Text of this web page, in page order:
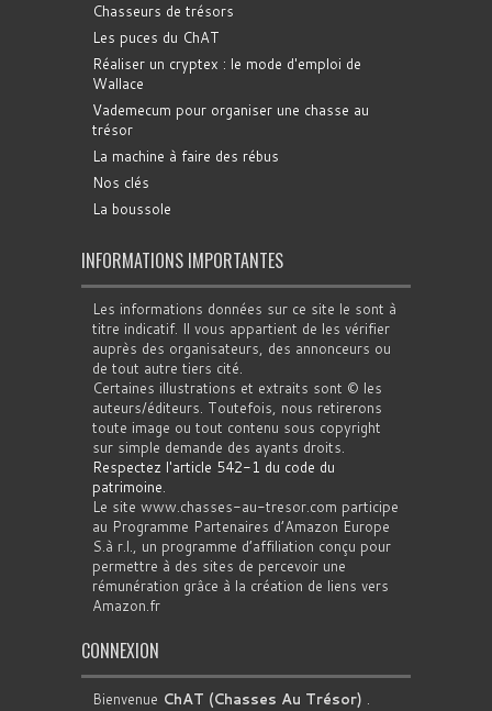
Chasseurs de trésors
Les puces du ChAT
Réaliser un cryptex : le mode d'emploi de
Wallace
Vademecum pour organiser une chasse au
trésor
La machine à faire des rébus
Nos clés
La boussole
INFORMATIONS IMPORTANTES
Les informations données sur ce site le sont à
titre indicatif. Il vous appartient de les vérifier
auprès des organisateurs, des annonceurs ou
de tout autre tiers cité.
Certaines illustrations et extraits sont © les
auteurs/éditeurs. Toutefois, nous retirerons
toute image ou tout contenu sous copyright
sur simple demande des ayants droits.
Respectez l'article 542-1 du code du
patrimoine.
Le site www.chasses-au-tresor.com participe
au Programme Partenaires d’Amazon Europe
S.à r.l., un programme d’affiliation conçu pour
permettre à des sites de percevoir une
rémunération grâce à la création de liens vers
Amazon.fr
CONNEXION
Bienvenue ChAT (Chasses Au Trésor) .